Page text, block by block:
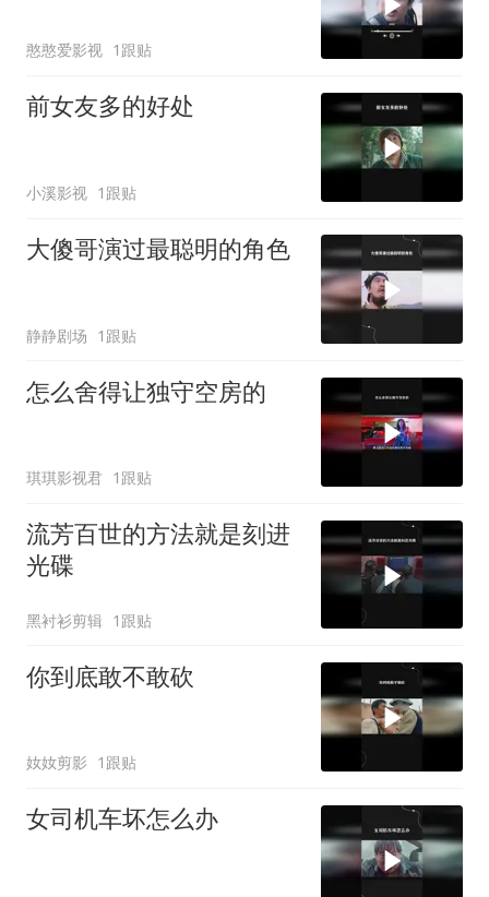
憨憨爱影视 1跟贴
前女友多的好处
小溪影视 1跟贴
大傻哥演过最聪明的角色
静静剧场 1跟贴
怎么舍得让独守空房的
琪琪影视君 1跟贴
流芳百世的方法就是刻进
光碟
黑衬衫剪辑 1跟贴
你到底敢不敢砍
奻奻剪影 1跟贴
女司机车坏怎么办